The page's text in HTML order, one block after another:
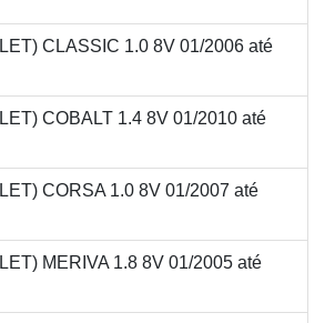
CLASSIC 1.0 8V 01/2006 até
COBALT 1.4 8V 01/2010 até
CORSA 1.0 8V 01/2007 até
MERIVA 1.8 8V 01/2005 até